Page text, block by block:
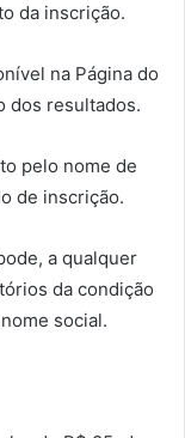
da inscrição.
na Página do
dos resultados.
pelo nome de
de inscrição.
a qualquer
da condição
social.